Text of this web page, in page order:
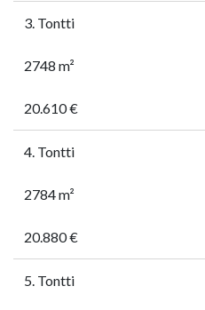
3. Tontti
2748 m²
20.610 €
4. Tontti
2784 m²
20.880 €
5. Tontti